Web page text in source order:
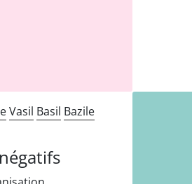
Vasil Basil Bazile